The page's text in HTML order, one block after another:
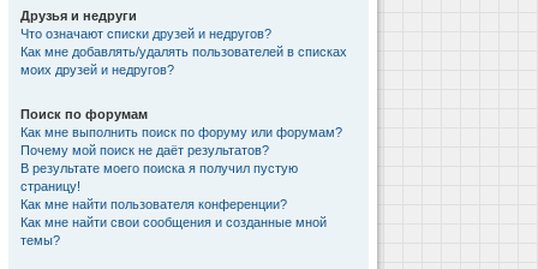
Друзья и недруги
Что означают списки друзей и недругов?
Как мне добавлять/удалять пользователей в списках
моих друзей и недругов?
Поиск по форумам
Как мне выполнить поиск по форуму или форумам?
Почему мой поиск не даёт результатов?
В результате моего поиска я получил пустую
страницу!
Как мне найти пользователя конференции?
Как мне найти свои сообщения и созданные мной
темы?